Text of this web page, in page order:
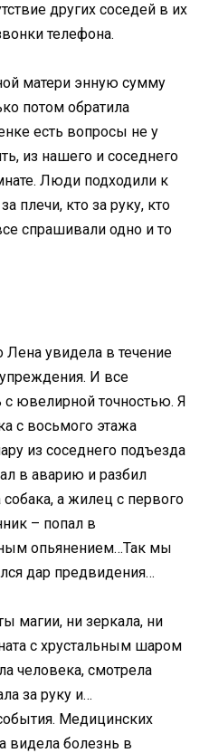
других соседей в их
телефона.
матери энную сумму
потом обратила
есть вопросы не у
из нашего и соседнего
Люди подходили к
плечи, кто за руку, кто
спрашивали одно и то
Лена увидела в течение
И все
ювелирной точностью. Я
с восьмого этажа
из соседнего подъезда
в аварию и разбил
а жилец с первого
– попал в
опьянением…Так мы
дар предвидения…
магии, ни зеркала, ни
с хрустальным шаром
человека, смотрела
за руку и…
Медицинских
видела болезнь в